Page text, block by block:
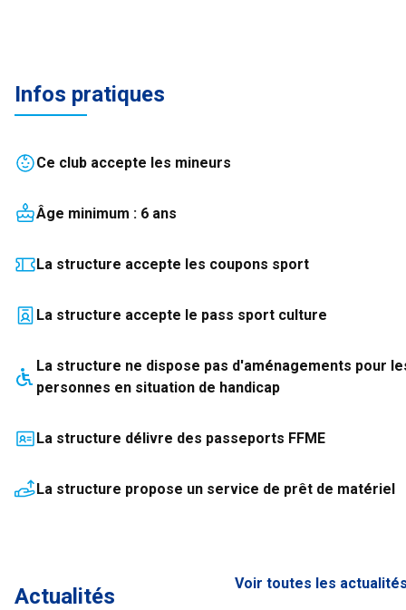
Infos pratiques
Ce club accepte les mineurs
Âge minimum : 6 ans
La structure accepte les coupons sport
La structure accepte le pass sport culture
La structure ne dispose pas d'aménagements pour
personnes en situation de handicap
La structure délivre des passeports FFME
La structure propose un service de prêt de matériel
Actualités
Voir toutes les